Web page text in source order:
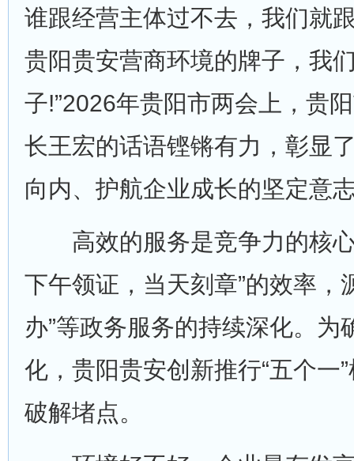
谁跟经营主体过不去，我们就
贵阳贵安营商环境的牌子，我
子!”2026年贵阳市两会上，贵
长王宏的话语铿锵有力，彰显
向内、护航企业成长的坚定意
高效的服务是竞争力的核心
下午领证，当天刻章”的效率，
办”等政务服务的持续深化。为
化，贵阳贵安创新推行“五个一
破解堵点。